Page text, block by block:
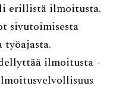
erillistä ilmoitusta.
sivutoimisesta
ilmoitusta -